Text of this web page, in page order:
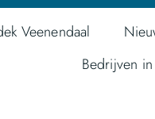
Veenendaal
Bedrijven